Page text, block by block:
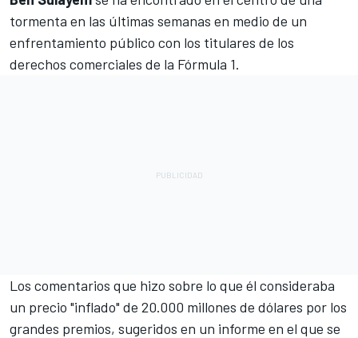
tormenta en las últimas semanas en medio de un
enfrentamiento público con los titulares de los
derechos comerciales de la Fórmula 1.
Los comentarios que hizo sobre lo que él consideraba
un precio "inflado" de 20.000 millones de dólares por los
grandes premios, sugeridos en un informe en el que se